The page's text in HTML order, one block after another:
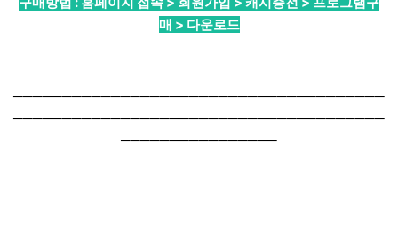
매 > 다운로드
──────────────────────────────────────
──────────────────────────────────────
────────────────